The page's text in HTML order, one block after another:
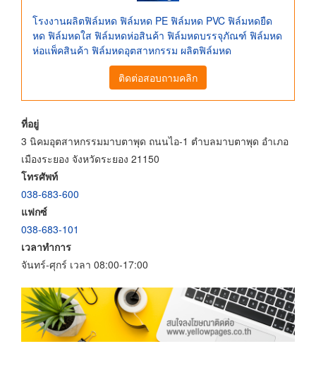
โรงงานผลิตฟิล์มหด ฟิล์มหด PE ฟิล์มหด PVC ฟิล์มหดยืด
หด ฟิล์มหดใส ฟิล์มหดห่อสินค้า ฟิล์มหดบรรจุภัณฑ์ ฟิล์มหด
ห่อแพ็คสินค้า ฟิล์มหดอุตสาหกรรม ผลิตฟิล์มหด
ติดต่อสอบถามคลิก
ที่อยู่
3 นิคมอุตสาหกรรมมาบตาพุด ถนนไอ-1 ตำบลมาบตาพุด อำเภอ
เมืองระยอง จังหวัดระยอง 21150
โทรศัพท์
038-683-600
แฟกซ์
038-683-101
เวลาทำการ
จันทร์-ศุกร์ เวลา 08:00-17:00